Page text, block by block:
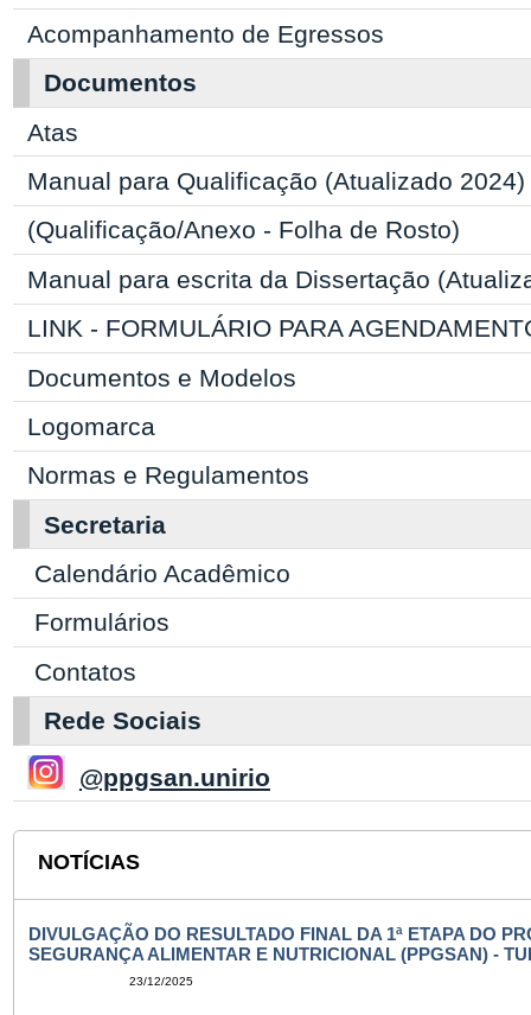
Acompanhamento de Egressos
Documentos
Atas
Manual para Qualificação (Atualizado 2024)
(Qualificação/Anexo - Folha de Rosto)
Manual para escrita da Dissertação
LINK - FORMULÁRIO PARA
Documentos e Modelos
Logomarca
Normas e Regulamentos
Secretaria
Calendário Acadêmico
Formulários
Contatos
Rede Sociais
@ppgsan.unirio
NOTÍCIAS
DIVULGAÇÃO DO RESULTADO FINAL DA 1ª ETAPA DO
SEGURANÇA ALIMENTAR E NUTRICIONAL (PPGSAN) -
23/12/2025